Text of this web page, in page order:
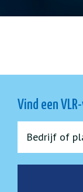
Vind een